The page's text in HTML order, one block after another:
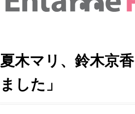
夏木マリ、鈴木京
ました」